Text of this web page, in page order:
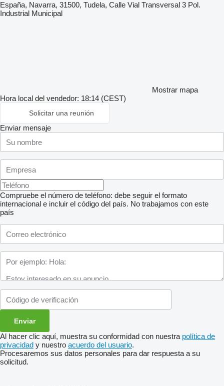
España, Navarra, 31500, Tudela, Calle Vial Transversal 3 Pol.
Industrial Municipal
Mostrar mapa
Hora local del vendedor: 18:14 (CEST)
Solicitar una reunión
Enviar mensaje
Compruebe el número de teléfono: debe seguir el formato
internacional e incluir el código del país. No trabajamos con este
país
Al hacer clic aquí, muestra su conformidad con nuestra política de
privacidad y nuestro acuerdo del usuario.
Procesaremos sus datos personales para dar respuesta a su
solicitud.